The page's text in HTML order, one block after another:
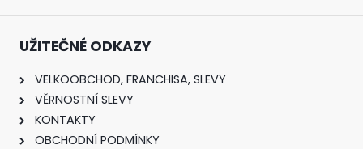
UŽITEČNÉ ODKAZY
VELKOOBCHOD, FRANCHISA, SLEVY
VĚRNOSTNÍ SLEVY
KONTAKTY
OBCHODNÍ PODMÍNKY